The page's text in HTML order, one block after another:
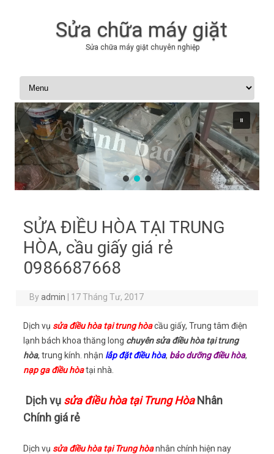
Sửa chữa máy giặt
Sửa chữa máy giặt chuyên nghiệp
Skip to content
SỬA ĐIỀU HÒA TẠI TRUNG
HÒA, cầu giấy giá rẻ
0986687668
Byadmin 17 Tháng Tư, 2017
Dịch vụ sửa điều hòa tại trung hòacầu giấy, Trung tâm điện
lạnh bách khoa thăng long chuyên sửa điều hòa tại trung
hòa, trung kính. nhận lắp đặt điều hòa, bảo dưỡng điều hòa,
nạp ga điều hòatại nhà.
Dịch vụ sửa điều hòa tại Trung HòaNhân
Chính giá rẻ
Dịch vụ sửa điều hòa tại Trung hòanhân chính hiện nay